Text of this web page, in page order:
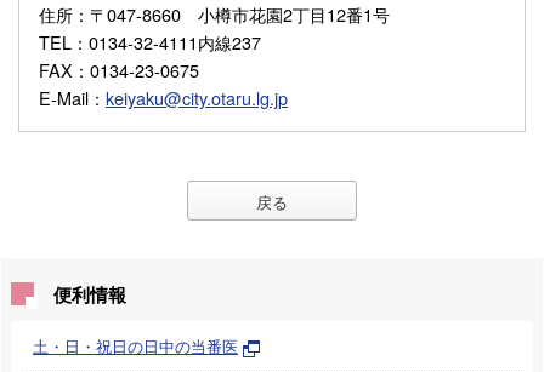
住所 ：〒047-8660 小樽市花園2丁目12番1号
TEL ：0134-32-4111内線237
FAX ：0134-23-0675
E-Mail ： keiyaku@city.otaru.lg.jp
戻る
便利情報
土・日・祝日の日中の当番医